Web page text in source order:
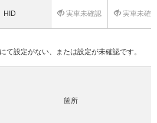
HID 実車未確認 実車未確
て設定がない、または設定が未確認です。
箇所